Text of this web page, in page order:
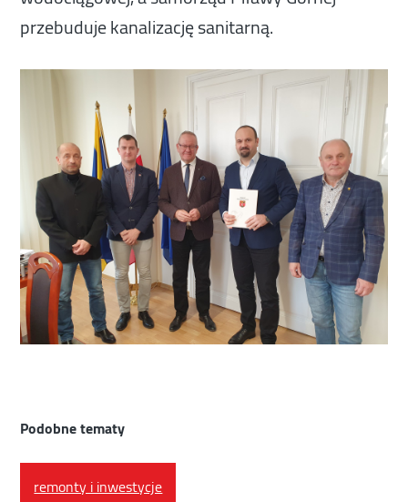
przebuduje kanalizację sanitarną.
Podobne tematy
remonty i inwestycje